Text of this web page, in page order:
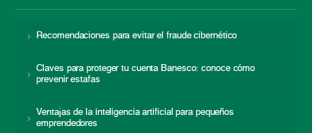
Recomendaciones para evitar el fraude cibernético
Claves para proteger tu cuenta Banesco: conoce cómo
prevenir estafas
Ventajas de la inteligencia artificial para pequeños
emprendedores